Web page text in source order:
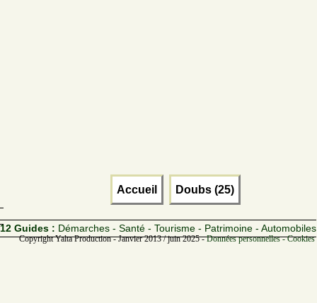
Accueil Doubs (25)
12 Guides : Démarches - Santé - Tourisme - Patrimoine - Automobiles
Copyright Yalta Production - Janvier 2013 / juin 2025 -Données personnelles -